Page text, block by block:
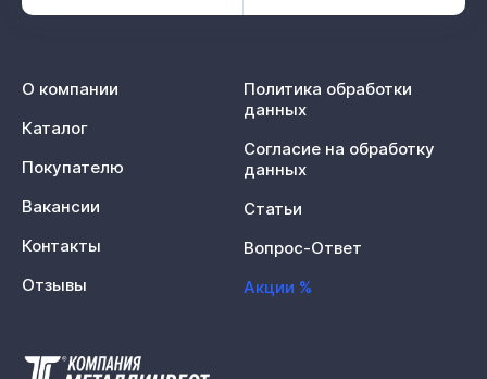
О компании
Каталог
Покупателю
Вакансии
Контакты
Отзывы
Политика обработки
данных
Согласие на обработку
данных
Статьи
Вопрос-Ответ
Акции %